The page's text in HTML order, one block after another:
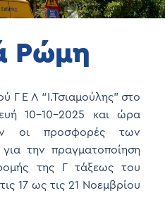
Ρώμη
Γ Ε Λ “Ι.Τσιαμούλης” στο
10-10-2025 και ώρα
οι προσφορές των
την πραγματοποίηση
της Γ τάξεως του
17 ως τις 21 Νοεμβρίου